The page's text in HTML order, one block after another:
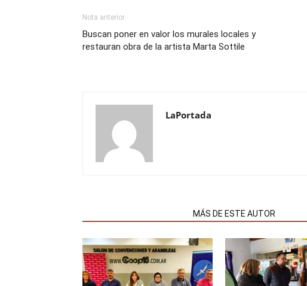
Nota anterior
Buscan poner en valor los murales locales y
restauran obra de la artista Marta Sottile
LaPortada
MÁS DE ESTE AUTOR